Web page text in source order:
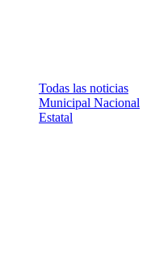
Todas las noticias
Municipal Nacional
Estatal